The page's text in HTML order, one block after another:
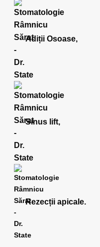
Adiții Osoase,
Sinus lift,
Rezecții apicale.